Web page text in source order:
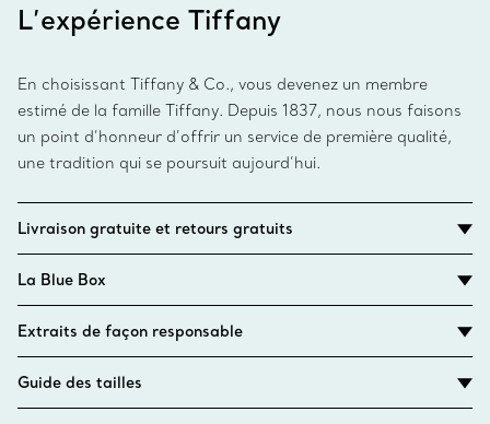
L’expérience Tiffany
En choisissant Tiffany & Co., vous devenez un membre
estimé de la famille Tiffany. Depuis 1837, nous nous faisons
un point d’honneur d’offrir un service de première qualité,
une tradition qui se poursuit aujourd’hui.
Livraison gratuite et retours gratuits
La Blue Box
Extraits de façon responsable
Guide des tailles